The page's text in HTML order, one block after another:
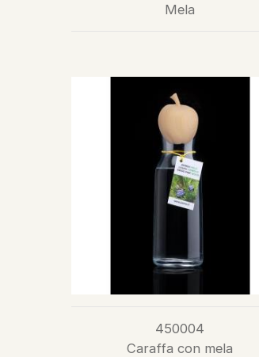
Mela
450004
Caraffa con mela